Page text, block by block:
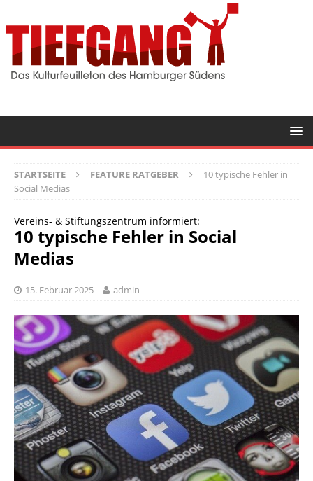
STARTSEITE FEATURE RATGEBER
10 typische Fehler in
Social Medias
Vereins- & Stiftungszentrum informiert:
10 typische Fehler in Social
Medias
15. Februar 2025 admin